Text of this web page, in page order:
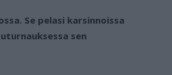
Se pelasi karsinnoissa
sen